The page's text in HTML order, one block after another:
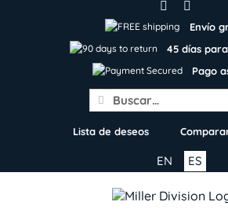
Envío
45 días
Pago
Search
for:
Lista de deseos
ES
EN